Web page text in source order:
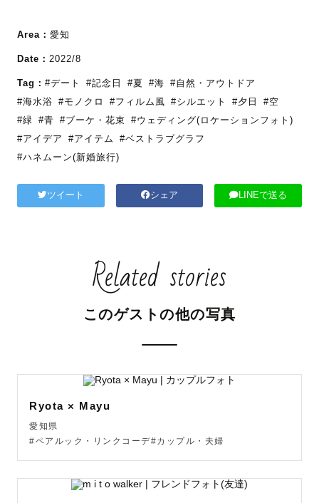
Area： 愛知
Date： 2022/8
Tag： #デート #記念日 #夏 #海 #自然・アウトドア
#海水浴 #モノクロ #フィルム風 #シルエット #夕日
#空
#緑 #青 #ブーケ・花束 #ウェディング(ロケーションフォト)
#アイデア
#アイテム
#ベストラブグラフ
#ハネムーン(新婚旅行)
ツイート シェア LINEで送る
Related stories
このゲストの他の写真
Ryota × Mayu
愛知県
#ペアルック・リンクコーデ#カップル・夫婦